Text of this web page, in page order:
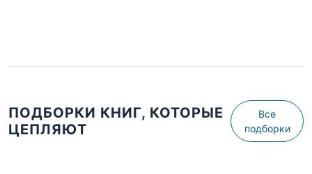
ПОДБОРКИ КНИГ, КОТОРЫЕ
ЦЕПЛЯЮТ
Все
подборки